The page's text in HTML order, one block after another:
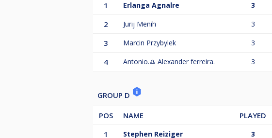
1
Erlanga Agnalre 3
2 Jurij Menih 3
3 Marcin Przybylek 3
4 Antonio.♎️ Alexander ferreira. 3
GROUP D
POS NAME PLAYED
1
Stephen Reiziger 3